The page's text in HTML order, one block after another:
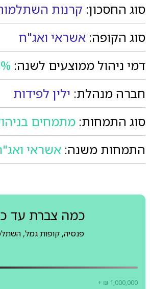
סוג החסכון: קרנות
סוג הקופה: אשראי ואג"ח
דמי ניהול ממוצעים לשנה:
חברה מנהלת: ילין לפידות
סוג התמחות: מתמחים
התמחות משנה: אשראי
כמה צברת עד
פנסיה, קופות גמל,
+ ₪ 1,000,000